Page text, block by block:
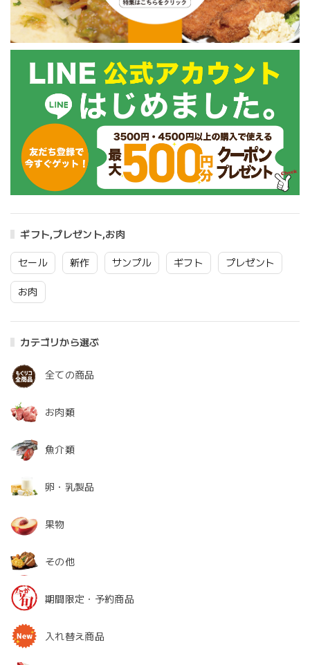
ギフト,プレゼント,お肉
セール 新作 サンプル ギフト プレゼント
お肉
カテゴリから選ぶ
全ての商品
お肉類
魚介類
卵・乳製品
果物
その他
期間限定・予約商品
入れ替え商品